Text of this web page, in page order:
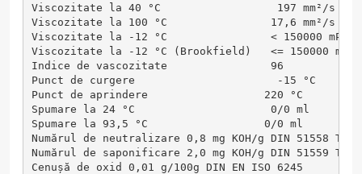
Viscozitate la 40 °C                  197 mm²/s
Viscozitate la 100 °C                17,6 mm²/s
Viscozitate la -12 °C                < 150000 mPas
Viscozitate la -12 °C (Brookfield)   <= 150000 mPas
Indice de vascozitate                96
Punct de curgere                      -15 °C
Punct de aprindere                  220 °C
Spumare la 24 °C                     0/0 ml
Spumare la 93,5 °C                  0/0 ml
Numărul de neutralizare 0,8 mg KOH/g DIN 51558 T1
Numărul de saponificare 2,0 mg KOH/g DIN 51559 T1
Cenușă de oxid 0,01 g/100g DIN EN ISO 6245